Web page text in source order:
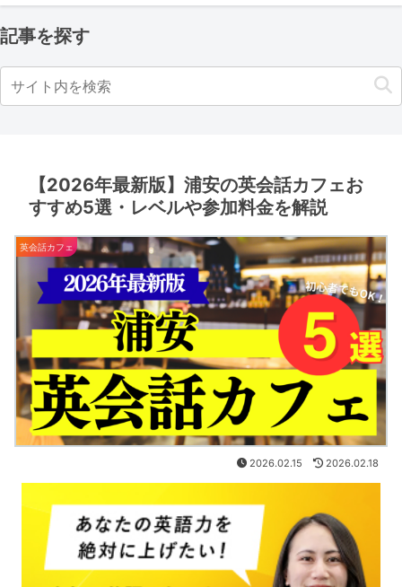
記事を探す
【2026年最新版】浦安の英会話カフェお
すすめ5選・レベルや参加料金を解説
英会話カフェ
2026.02.15 2026.02.18